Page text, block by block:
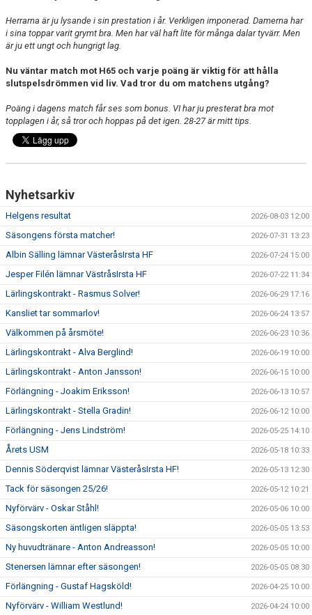
Herrarna är ju lysande i sin prestation i år. Verkligen imponerad. Damerna har
i sina toppar varit grymt bra. Men har väl haft lite för många dalar tyvärr. Men
är ju ett ungt och hungrigt lag.
Nu väntar match mot H65 och varje poäng är viktig för att hålla
slutspelsdrömmen vid liv. Vad tror du om matchens utgång?
Poäng i dagens match får ses som bonus. VI har ju presterat bra mot
topplagen i år, så tror och hoppas på det igen. 28-27 är mitt tips.
Nyhetsarkiv
Helgens resultat 2026-08-03 12:00
Säsongens första matcher! 2026-07-31 13:23
Albin Sälling lämnar VästeråsIrsta HF 2026-07-24 15:00
Jesper Filén lämnar VästråsIrsta HF 2026-07-22 11:34
Lärlingskontrakt - Rasmus Solver! 2026-06-29 17:16
Kansliet tar sommarlov! 2026-06-24 13:57
Välkommen på årsmöte! 2026-06-23 10:36
Lärlingskontrakt - Alva Berglind! 2026-06-19 10:00
Lärlingskontrakt - Anton Jansson! 2026-06-15 10:00
Förlängning - Joakim Eriksson! 2026-06-13 10:57
Lärlingskontrakt - Stella Gradin! 2026-06-12 10:00
Förlängning - Jens Lindström! 2026-05-25 14:10
Årets USM 2026-05-18 10:33
Dennis Söderqvist lämnar VästeråsIrsta HF! 2026-05-13 12:30
Tack för säsongen 25/26! 2026-05-12 10:21
Nyförvärv - Oskar Ståhl! 2026-05-06 10:00
Säsongskorten äntligen släppta! 2026-05-05 13:53
Ny huvudtränare - Anton Andreasson! 2026-05-05 10:00
Stenersen lämnar efter säsongen! 2026-05-05 08:30
Förlängning - Gustaf Hagsköld! 2026-04-25 10:00
Nyförvärv - William Westlund! 2026-04-24 10:00